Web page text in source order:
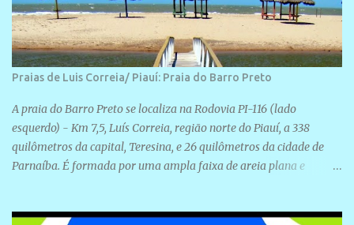
Praias de Luis Correia/ Piauí: Praia do Barro Preto
A praia do Barro Preto se localiza na Rodovia PI-116 (lado
esquerdo) - Km 7,5, Luís Correia, região norte do Piauí, a 338
quilômetros da capital, Teresina, e 26 quilômetros da cidade de
Parnaíba. É formada por uma ampla faixa de areia plana e